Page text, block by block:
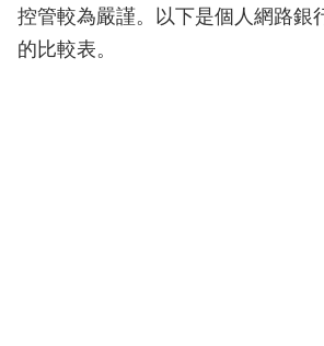
控管較為嚴謹。以下是個人網路銀
的比較表。